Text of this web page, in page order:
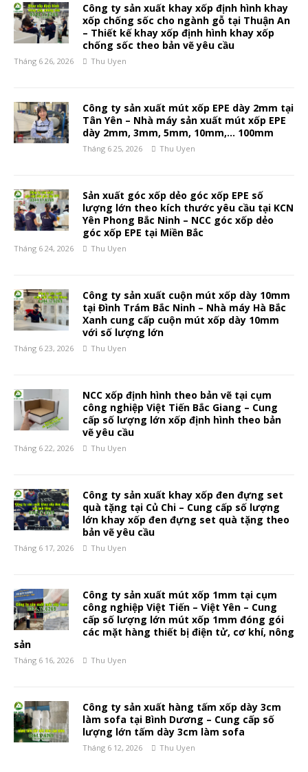
Công ty sản xuất khay xốp định hình khay
xốp chống sốc cho ngành gỗ tại Thuận An
– Thiết kế khay xốp định hình khay xốp
chống sốc theo bản vẽ yêu cầu
Tháng 6 26, 2026 Thu Uyen
Công ty sản xuất mút xốp EPE dày 2mm tại
Tân Yên – Nhà máy sản xuất mút xốp EPE
dày 2mm, 3mm, 5mm, 10mm,… 100mm
Tháng 6 25, 2026 Thu Uyen
Sản xuất góc xốp dẻo góc xốp EPE số
lượng lớn theo kích thước yêu cầu tại KCN
Yên Phong Bắc Ninh – NCC góc xốp dẻo
góc xốp EPE tại Miền Bắc
Tháng 6 24, 2026 Thu Uyen
Công ty sản xuất cuộn mút xốp dày 10mm
tại Đình Trám Bắc Ninh – Nhà máy Hà Bắc
Xanh cung cấp cuộn mút xốp dày 10mm
với số lượng lớn
Tháng 6 23, 2026 Thu Uyen
NCC xốp định hình theo bản vẽ tại cụm
công nghiệp Việt Tiến Bắc Giang – Cung
cấp số lượng lớn xốp định hình theo bản
vẽ yêu cầu
Tháng 6 22, 2026 Thu Uyen
Công ty sản xuất khay xốp đen đựng set
quà tặng tại Củ Chi – Cung cấp số lượng
lớn khay xốp đen đựng set quà tặng theo
bản vẽ yêu cầu
Tháng 6 17, 2026 Thu Uyen
Công ty sản xuất mút xốp 1mm tại cụm
công nghiệp Việt Tiến – Việt Yên – Cung
cấp số lượng lớn mút xốp 1mm đóng gói
các mặt hàng thiết bị điện tử, cơ khí, nông
sản
Tháng 6 16, 2026 Thu Uyen
Công ty sản xuất hàng tấm xốp dày 3cm
làm sofa tại Bình Dương – Cung cấp số
lượng lớn tấm dày 3cm làm sofa
Tháng 6 12, 2026 Thu Uyen